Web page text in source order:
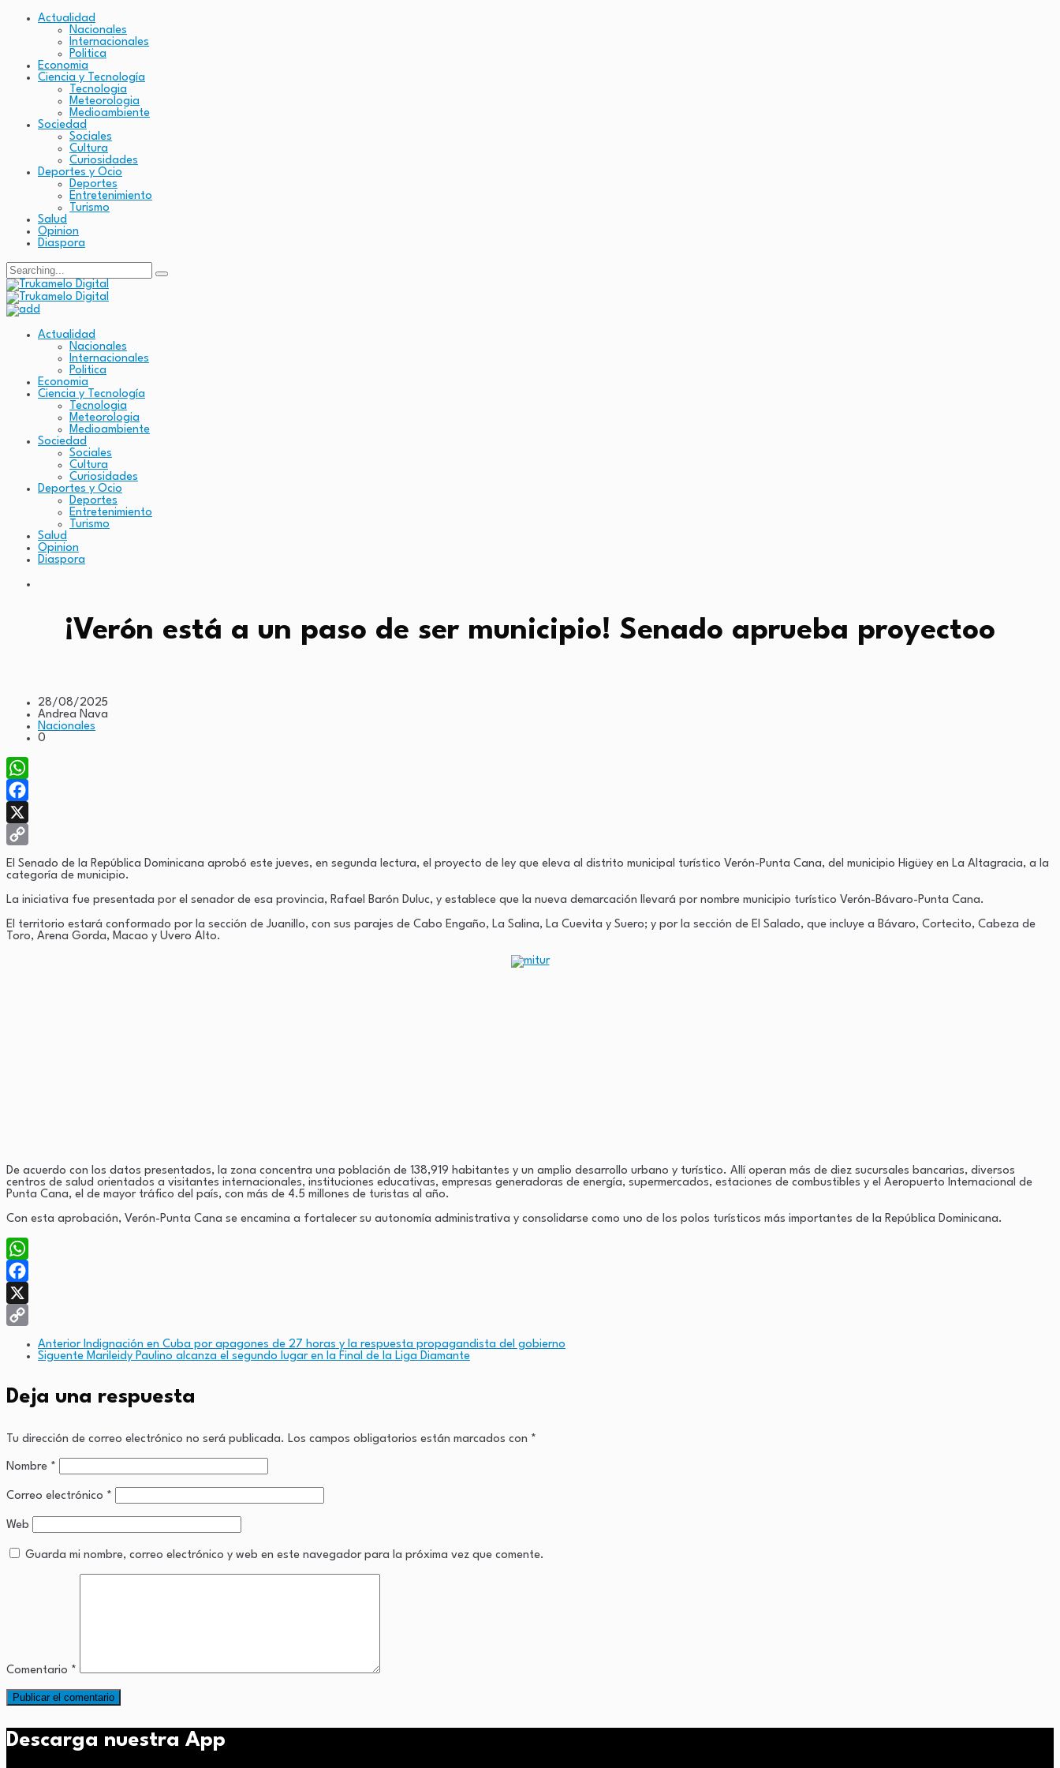
Actualidad
Nacionales
Internacionales
Politica
Economia
Ciencia y Tecnología
Tecnologia
Meteorologia
Medioambiente
Sociedad
Sociales
Cultura
Curiosidades
Deportes y Ocio
Deportes
Entretenimiento
Turismo
Salud
Opinion
Diaspora
Search
for:
Actualidad
Nacionales
Internacionales
Politica
Economia
Ciencia y Tecnología
Tecnologia
Meteorologia
Medioambiente
Sociedad
Sociales
Cultura
Curiosidades
Deportes y Ocio
Deportes
Entretenimiento
Turismo
Salud
Opinion
Diaspora
¡Verón está a un paso de ser municipio! Senado aprueba proyectoo
28/08/2025
Andrea Nava
Nacionales
0
WhatsApp
Facebook
X
Copy
Link
El Senado de la República Dominicana aprobó este jueves, en segunda lectura, el proyecto de ley que eleva al distrito municipal turístico Verón-Punta Cana, del municipio Higüey en La Altagracia, a la
categoría de municipio.
La iniciativa fue presentada por el senador de esa provincia, Rafael Barón Duluc, y establece que la nueva demarcación llevará por nombre municipio turístico Verón-Bávaro-Punta Cana.
El territorio estará conformado por la sección de Juanillo, con sus parajes de Cabo Engaño, La Salina, La Cuevita y Suero; y por la sección de El Salado, que incluye a Bávaro, Cortecito, Cabeza de
Toro, Arena Gorda, Macao y Uvero Alto.
De acuerdo con los datos presentados, la zona concentra una población de 138,919 habitantes y un amplio desarrollo urbano y turístico. Allí operan más de diez sucursales bancarias, diversos
centros de salud orientados a visitantes internacionales, instituciones educativas, empresas generadoras de energía, supermercados, estaciones de combustibles y el Aeropuerto Internacional de
Punta Cana, el de mayor tráfico del país, con más de 4.5 millones de turistas al año.
Con esta aprobación, Verón-Punta Cana se encamina a fortalecer su autonomía administrativa y consolidarse como uno de los polos turísticos más importantes de la República Dominicana.
WhatsApp
Facebook
X
Anterior Indignación en Cuba por apagones de 27 horas y la respuesta propagandista del gobierno
Siguente Marileidy Paulino alcanza el segundo lugar en la Final de la Liga Diamante
Deja una respuesta
Tu dirección de correo electrónico no será publicada. Los campos obligatorios están marcados con *
Nombre *
Correo electrónico *
Web
Guarda mi nombre, correo electrónico y web en este navegador para la próxima vez que comente.
Comentario *
Descarga nuestra App